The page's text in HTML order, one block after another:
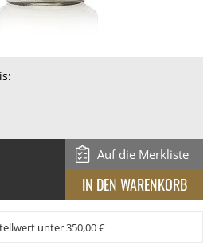
Auf die Merkliste
unter 350,00 €